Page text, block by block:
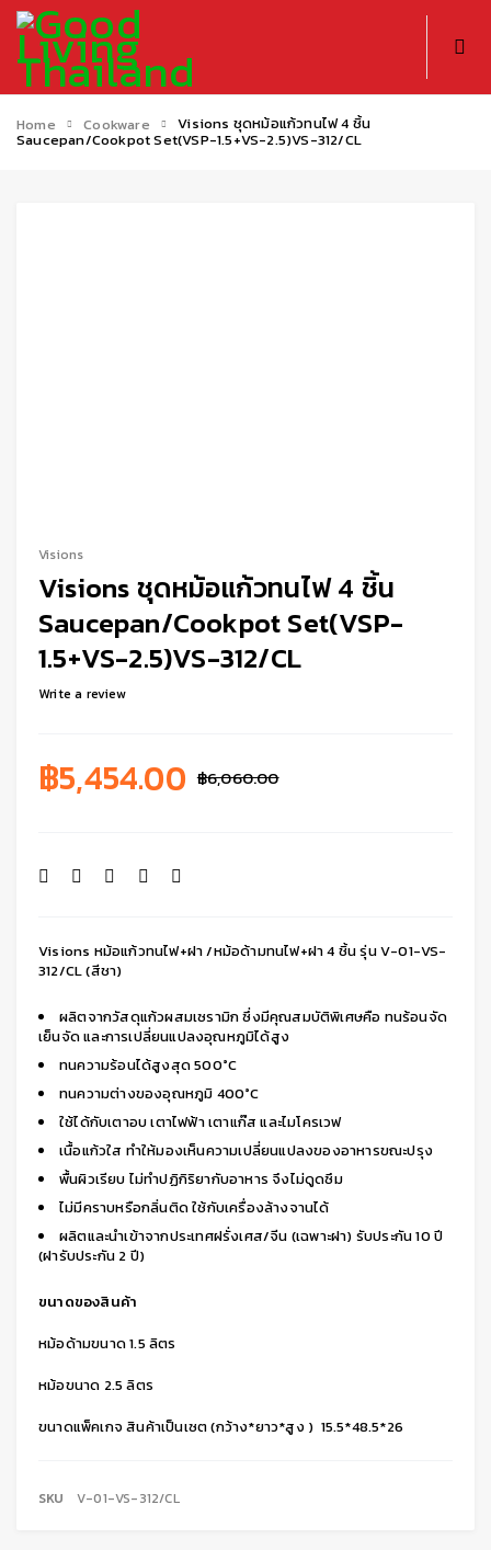
Home Cookware Visions ชุดหม้อแก้วทนไฟ 4 ชิ้น
Saucepan/Cookpot Set(VSP-1.5+VS-2.5)VS-312/CL
Visions
Visions ชุดหม้อแก้วทนไฟ 4 ชิ้น
Saucepan/Cookpot Set(VSP-
1.5+VS-2.5)VS-312/CL
Write a review
Visions หม้อแก้วทนไฟ+ฝา /หม้อด้ามทนไฟ+ฝา 4 ชิ้น รุ่น V-01-VS-
312/CL (สีชา)
ผลิตจากวัสดุแก้วผสมเซรามิก ซึ่งมีคุณสมบัติพิเศษคือ ทนร้อนจัด
เย็นจัด และการเปลี่ยนแปลงอุณหภูมิได้สูง
ทนความร้อนได้สูงสุด 500°C
ทนความต่างของอุณหภูมิ 400°C
ใช้ได้กับเตาอบ เตาไฟฟ้า เตาแก๊ส และไมโครเวฟ
เนื้อแก้วใส ทำให้มองเห็นความเปลี่ยนแปลงของอาหารขณะปรุง
พื้นผิวเรียบ ไม่ทำปฏิกิริยากับอาหาร จึงไม่ดูดซึม
ไม่มีคราบหรือกลิ่นติด ใช้กับเครื่องล้างจานได้
ผลิตและนำเข้าจากประเทศฝรั่งเศส/จีน (เฉพาะฝา) รับประกัน 10 ปี
(ฝารับประกัน 2 ปี)
ขนาดของสินค้า
หม้อด้ามขนาด 1.5 ลิตร
หม้อขนาด 2.5 ลิตร
ขนาดแพ็คเกจ สินค้าเป็นเซต (กว้าง*ยาว*สูง ) 15.5*48.5*26
฿6,060.00
฿5,454.00
SKU V-01-VS-312/CL